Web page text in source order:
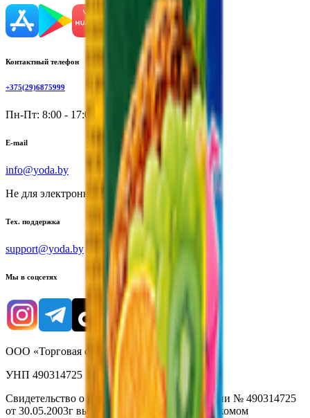
Контактный телефон
+375(29)6875999
Пн-Пт: 8:00 - 17:00
E-mail
info@yoda.by
Не для электронных обращений
Тех. поддержка
support@yoda.by
Мы в соцсетях
ООО «Торговая сеть «Продмир»
УНП 490314725
Свидетельство о государственной регистрации № 490314725
от 30.05.2003г выдано Гомельским облисполкомом